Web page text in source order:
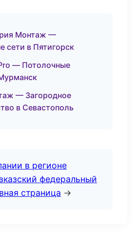
Монтаж —
сети в Пятигорск
— Потолочные
— Загородное
в Севастополь
в регионе
федеральный
страница →